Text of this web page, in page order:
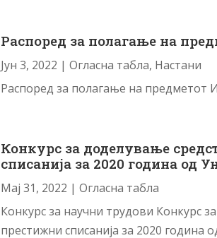
Распоред за полагање на
Јун 3, 2022 |Огласна табла, Настани
Распоред за полагање на предметот
Конкурс за доделување
списанија за 2020 година од
Мај 31, 2022 |Огласна табла
Конкурс за научни трудови Конкурс
престижни списанија за 2020 година